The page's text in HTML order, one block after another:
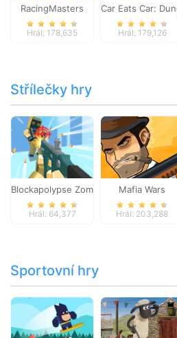
RacingMasters
Hrál: 178,635
Car Eats Car:
Hrál: 179,126
Střílečky hry
Blockapolypse Zombie Shooter
Hrál: 64,377
Mafia Wars
Hrál: 203,288
Sportovní hry